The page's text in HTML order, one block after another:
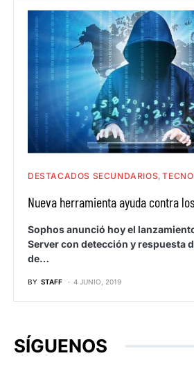
DESTACADOS SECUNDARIOS
Nueva herramienta ayuda contra
Sophos anunció hoy el
Server con detección y respuesta
de…
BY STAFF 4 JUNIO, 2019
SÍGUENOS